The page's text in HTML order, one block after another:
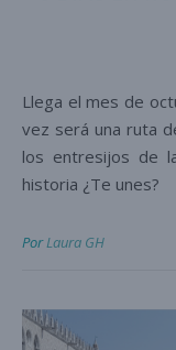
Llega el mes de octubre y con él una nueva aventura, esta
vez será una ruta
los entresijos de
historia ¿Te unes?
PorLaura GH